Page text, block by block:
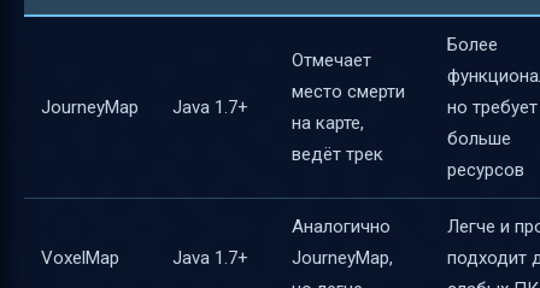
JourneyMap Java 1.7+
Отмечает
место смерти
на карте,
ведёт трек
Более
но требует
больше
ресурсов
VoxelMap Java 1.7+
Аналогично
JourneyMap,
Легче и
подходит